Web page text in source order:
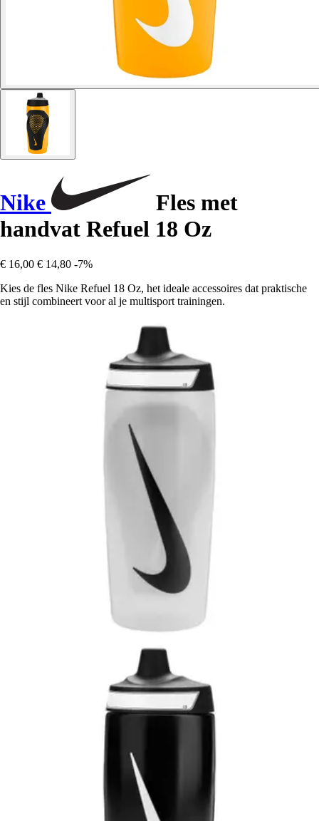
Nike
Fles met
handvat Refuel 18 Oz
€ 16,00 € 14,80 -7%
Kies de fles Nike Refuel 18 Oz, het ideale accessoires dat praktische
en stijl combineert voor al je multisport trainingen.